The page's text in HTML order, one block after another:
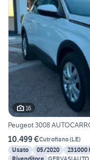
16
Peugeot 3008
10.499 €Cutrofiano(LE)
Usato
05/2020 231000